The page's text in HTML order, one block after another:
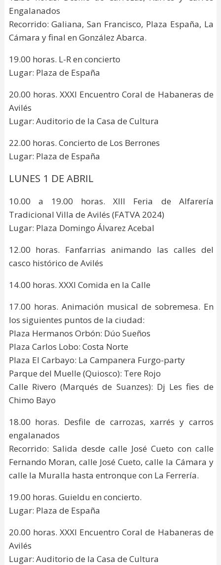
Engalanados
Recorrido: Galiana, San Francisco, Plaza España, La
Cámara y final en González Abarca.
19.00 horas. L-R en concierto
Lugar: Plaza de España
20.00 horas. XXXI Encuentro Coral de Habaneras de
Avilés
Lugar: Auditorio de la Casa de Cultura
22.00 horas. Concierto de Los Berrones
Lugar: Plaza de España
LUNES 1 DE ABRIL
10.00 a 19.00 horas. XIII Feria de Alfarería
Tradicional Villa de Avilés (FATVA 2024)
Lugar: Plaza Domingo Álvarez Acebal
12.00 horas. Fanfarrias animando las calles del
casco histórico de Avilés
14.00 horas. XXXI Comida en la Calle
17.00 horas. Animación musical de sobremesa. En
los siguientes puntos de la ciudad:
Plaza Hermanos Orbón: Dúo Sueños
Plaza Carlos Lobo: Costa Norte
Plaza El Carbayo: La Campanera Furgo-party
Parque del Muelle (Quiosco): Tere Rojo
Calle Rivero (Marqués de Suanzes): Dj Les fies de
Chimo Bayo
18.00 horas. Desfile de carrozas, xarrés y carros
engalanados
Recorrido: Salida desde calle José Cueto con calle
Fernando Moran, calle José Cueto, calle la Cámara y
calle la Muralla hasta entronque con La Ferrería.
19.00 horas. Guieldu en concierto.
Lugar: Plaza de España
20.00 horas. XXXI Encuentro Coral de Habaneras de
Avilés
Lugar: Auditorio de la Casa de Cultura